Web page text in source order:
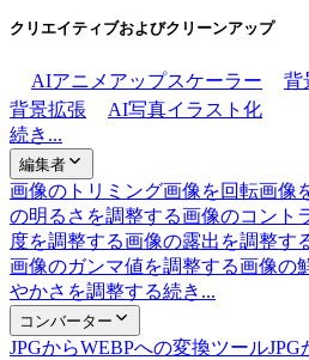
クリエイティブおよびクリーンアップ
AIアニメアップスケーラー 背
背景拡張
AI写真イラスト化
続き...
編集者
画像のトリミング画像を回転画像
の明るさを調整する画像のコント
度を調整する画像の露出を調整す
画像のガンマ値を調整する画像の
やかさを調整する続き...
コンバーター
JPGからWEBPへの変換ツールJPG